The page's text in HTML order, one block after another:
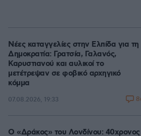
Νέες καταγγελίες στην Ελπίδα για τη
Δημοκρατία: Γρατσία, Γαλανός,
Καρυστιανού και αυλικοί το
μετέτρεψαν σε φοβικό αρχηγικό
κόμμα
07.08.2026, 19:33
Ο «Δράκος» του Λονδίνου: 40χρονος